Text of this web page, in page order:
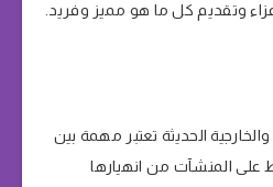
وتقديم كل ما هو مميز وفريد.
الحديثة تعتبر مهمة بين
على المنشآت من انهيارها